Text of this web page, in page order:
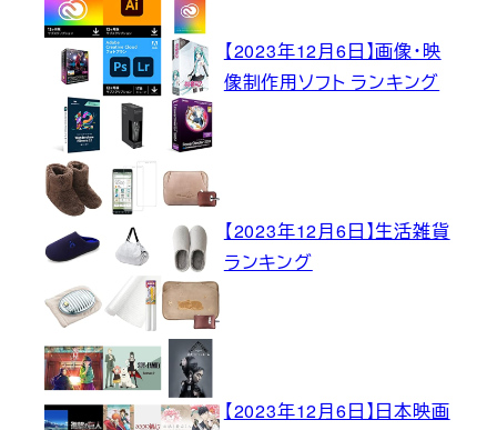
【2023年12月6日】画像・映
像制作用ソフト ランキング
【2023年12月6日】生活雑貨
ランキング
【2023年12月6日】日本映画